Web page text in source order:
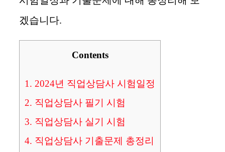
겠습니다.
Contents
1. 2024년 직업상담사 시험일정
2. 직업상담사 필기 시험
3. 직업상담사 실기 시험
4. 직업상담사 기출문제 총정리